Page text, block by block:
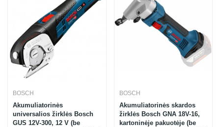
BOSCH
Akumuliatorinės
universalios žirklės Bosch
GUS 12V-300, 12 V (be
BOSCH
Akumuliatorinės skardos
žirklės Bosch GNA 18V-16,
kartoninėje pakuotėje (be